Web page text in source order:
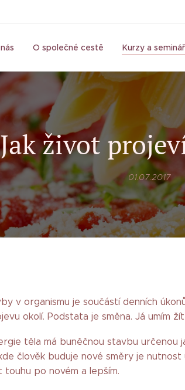
O společné cestě Kurzy a
Jak život
01.07.2017
v organismu je součástí denních
okolí. Podstata je směna. Já umím
těla má buněčnou stavbu určenou
člověk buduje nové směry je
po novém a lepším.